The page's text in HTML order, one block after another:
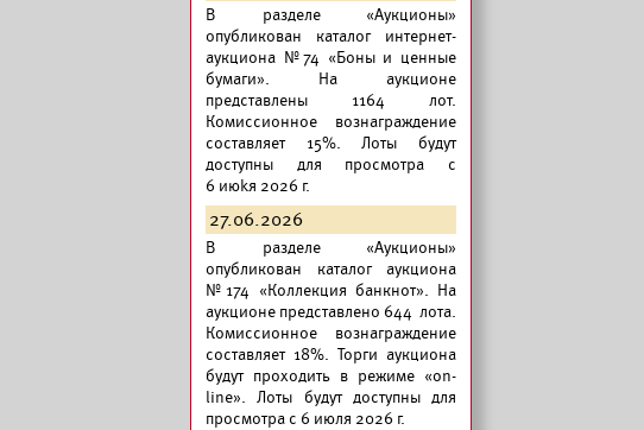
В разделе «Аукционы»
опубликован каталог интернет-
аукциона №74 «Боны и ценные
бумаги». На аукционе
представлены 1164 лот.
Комиссионное вознаграждение
составляет 15%. Лоты будут
доступны для просмотра с
6 июkя 2026 г.
27.06.2026
В разделе «Аукционы»
опубликован каталог аукциона
№174 «Коллекция банкнот». На
аукционе представлено 644 лота.
Комиссионное вознаграждение
составляет 18%. Торги аукциона
будут проходить в режиме «on-
line». Лоты будут доступны для
просмотра с 6 июля 2026 г.